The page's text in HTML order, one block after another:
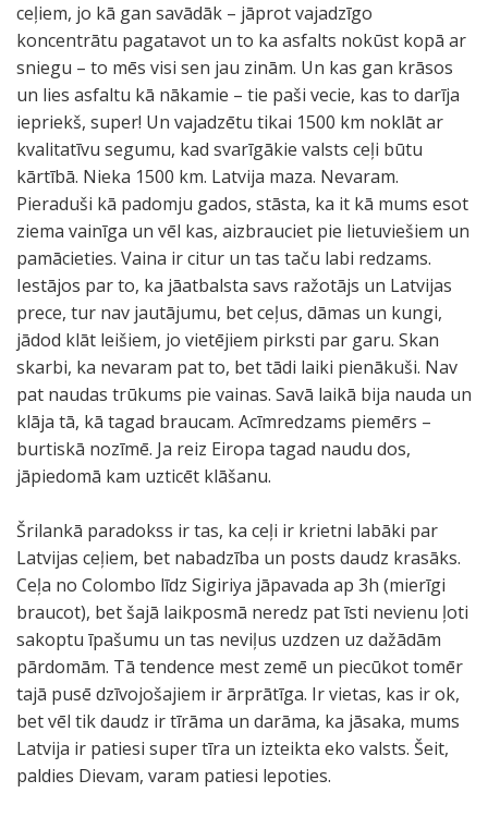
ceļiem, jo kā gan savādāk – jāprot vajadzīgo
koncentrātu pagatavot un to ka asfalts nokūst kopā ar
sniegu – to mēs visi sen jau zinām. Un kas gan krāsos
un lies asfaltu kā nākamie – tie paši vecie, kas to darīja
iepriekš, super! Un vajadzētu tikai 1500 km noklāt ar
kvalitatīvu segumu, kad svarīgākie valsts ceļi būtu
kārtībā. Nieka 1500 km. Latvija maza. Nevaram.
Pieraduši kā padomju gados, stāsta, ka it kā mums esot
ziema vainīga un vēl kas, aizbrauciet pie lietuviešiem un
pamācieties. Vaina ir citur un tas taču labi redzams.
Iestājos par to, ka jāatbalsta savs ražotājs un Latvijas
prece, tur nav jautājumu, bet ceļus, dāmas un kungi,
jādod klāt leišiem, jo vietējiem pirksti par garu. Skan
skarbi, ka nevaram pat to, bet tādi laiki pienākuši. Nav
pat naudas trūkums pie vainas. Savā laikā bija nauda un
klāja tā, kā tagad braucam. Acīmredzams piemērs –
burtiskā nozīmē. Ja reiz Eiropa tagad naudu dos,
jāpiedomā kam uzticēt klāšanu.
Šrilankā paradokss ir tas, ka ceļi ir krietni labāki par
Latvijas ceļiem, bet nabadzība un posts daudz krasāks.
Ceļa no Colombo līdz Sigiriya jāpavada ap 3h (mierīgi
braucot), bet šajā laikposmā neredz pat īsti nevienu ļoti
sakoptu īpašumu un tas neviļus uzdzen uz dažādām
pārdomām. Tā tendence mest zemē un piecūkot tomēr
tajā pusē dzīvojošajiem ir ārprātīga. Ir vietas, kas ir ok,
bet vēl tik daudz ir tīrāma un darāma, ka jāsaka, mums
Latvija ir patiesi super tīra un izteikta eko valsts. Šeit,
paldies Dievam, varam patiesi lepoties.